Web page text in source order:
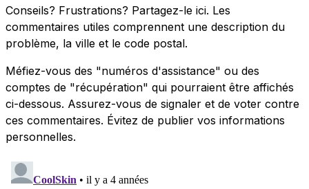
Conseils? Frustrations? Partagez-le ici. Les
commentaires utiles comprennent une description du
problème, la ville et le code postal.
Méfiez-vous des "numéros d'assistance" ou des
comptes de "récupération" qui pourraient être affichés
ci-dessous. Assurez-vous de signaler et de voter contre
ces commentaires. Évitez de publier vos informations
personnelles.